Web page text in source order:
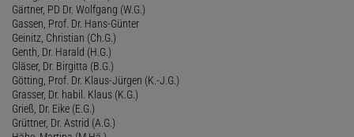
Gärtner, PD Dr. Wolfgang (W.G.)
Gassen, Prof. Dr. Hans-Günter
Geinitz, Christian (Ch.G.)
Genth, Dr. Harald (H.G.)
Gläser, Dr. Birgitta (B.G.)
Götting, Prof. Dr. Klaus-Jürgen (K.-J.G.)
Grasser, Dr. habil. Klaus (K.G.)
Grieß, Dr. Eike (E.G.)
Grüttner, Dr. Astrid (A.G.)